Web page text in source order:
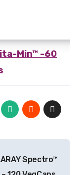
Min™ -60
Spectro™